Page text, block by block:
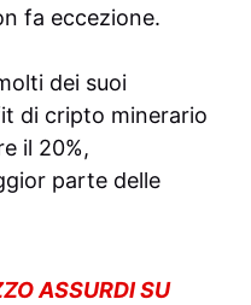
fa eccezione.
dei suoi
di cripto minerario
il 20%,
parte delle
ASSURDI SU